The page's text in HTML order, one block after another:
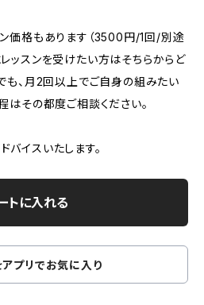
価格もあります（3500円/1回/別途
ッスンを受けたい方はそちらからど
も、月2回以上でご自身の組みたい
はその都度ご相談ください。
イスいたします。
トに入れる
プリでお気に入り